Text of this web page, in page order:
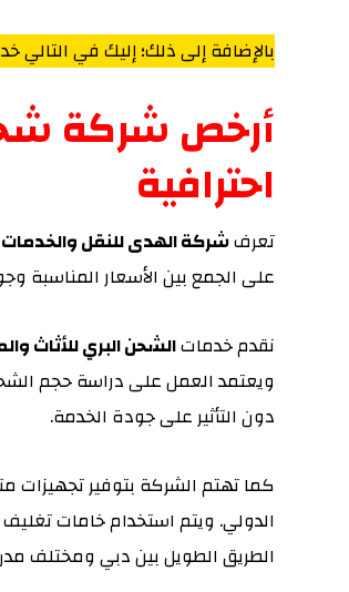
بالإضافة إلى ذلك؛ إليك في
أرخص شركة
احترافية
تعرفشركة الهدى للنقل
على الجمع بين الأسعار المناسبة
نقدم خدماتالشحن البري للأثاث
ويعتمد العمل على دراسة حجم
دون التأثير على جودة الخدمة.
كما تهتم الشركة بتوفير تجهيزات
الدولي. ويتم استخدام خامات
الطريق الطويل بين دبي ومختلف